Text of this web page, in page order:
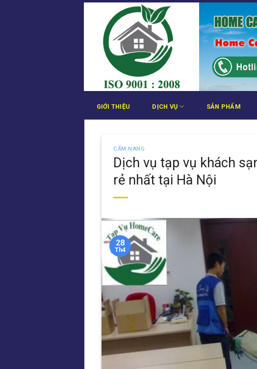
Bỏ
GIỚI THIỆU DỊCH VỤ SẢN PHẨM
CẨM NANG
Dịch vụ tạp vụ khách
rẻ nhất tại Hà Nội
28
Th4